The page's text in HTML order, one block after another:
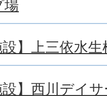
場
設】上三依水
設】西川デイ